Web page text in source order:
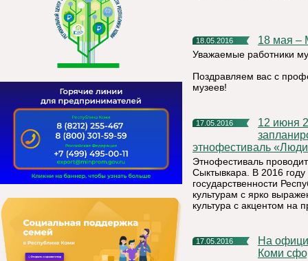
18.05.2016 18 мая
Уважаемые работники
Поздравляем вас с
музеев!
17.05.2016
12 июня 2016 года на Стефановской площади г. Сыктывкар
этнофестиваль
Этнофестиваль
Сыктывкара. В 2016
государственности
культурам с ярко
культура с акцентом на
17.05.2016
На официальном сайте Министерства экономики Республики
Коми